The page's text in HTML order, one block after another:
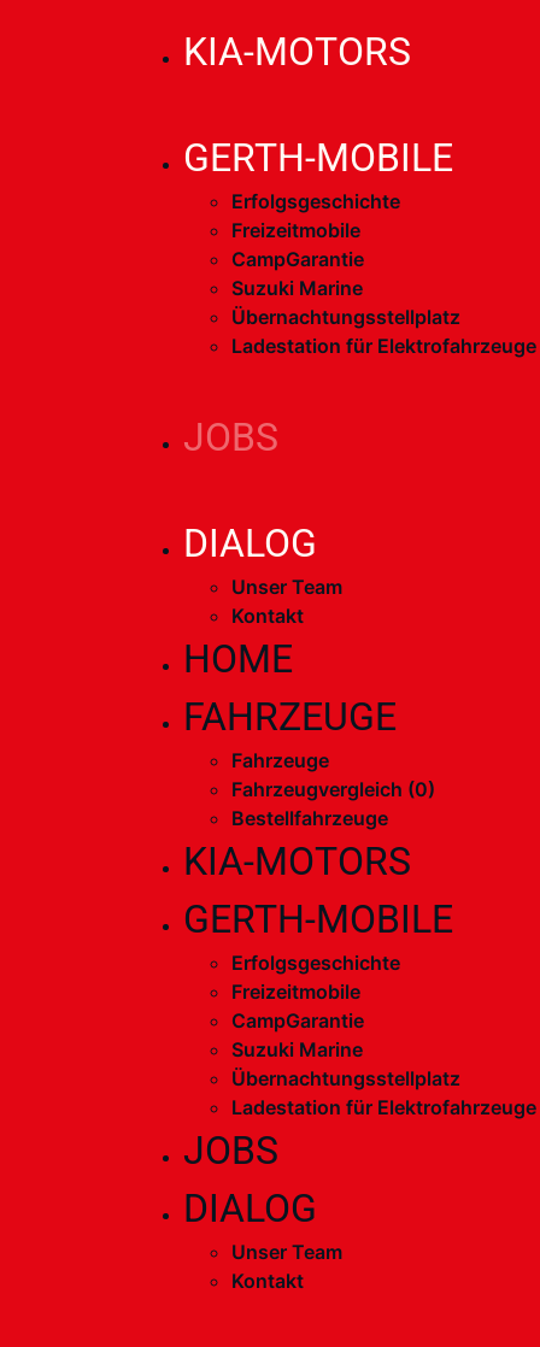
KIA-MOTORS
GERTH-MOBILE
Erfolgsgeschichte
Freizeitmobile
CampGarantie
Suzuki Marine
Übernachtungsstellplatz
Ladestation für Elektrofahrzeuge
JOBS
DIALOG
Unser Team
Kontakt
HOME
FAHRZEUGE
Fahrzeuge
Fahrzeugvergleich (0)
Bestellfahrzeuge
KIA-MOTORS
GERTH-MOBILE
Erfolgsgeschichte
Freizeitmobile
CampGarantie
Suzuki Marine
Übernachtungsstellplatz
Ladestation für Elektrofahrzeuge
JOBS
DIALOG
Unser Team
Kontakt